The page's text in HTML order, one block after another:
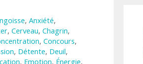
, Anxiété,
, Cerveau, Chagrin,
, Concours,
, Détente, Deuil,
, Emotion, Énergie,